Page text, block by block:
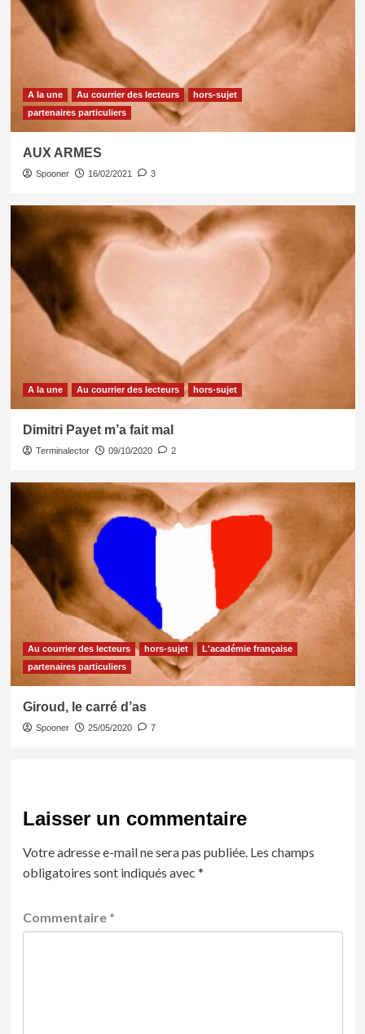
A la une Au courrier des lecteurs
hors-sujet
partenaires particuliers
AUX ARMES
Spooner 16/02/2021 3
A la une Au courrier des lecteurs hors-sujet
Dimitri Payet m’a fait mal
Terminalector 09/10/2020 2
Au courrier des lecteurs hors-sujet
L'académie française
partenaires particuliers
Giroud, le carré d’as
Spooner 25/05/2020 7
Laisser un commentaire
Votre adresse e-mail ne sera pas publiée. Les champs
obligatoires sont indiqués avec *
Commentaire *